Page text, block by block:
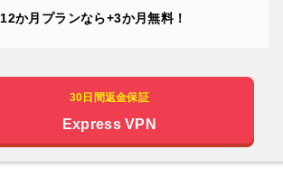
12か月プランなら+3か月無料！
30日間返金保証
Express VPN